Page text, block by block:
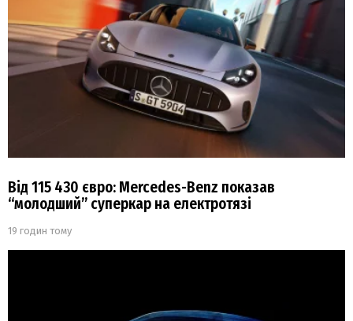
Від 115 430 євро: Mercedes-Benz показав
“молодший” суперкар на електротязі
19 годин тому